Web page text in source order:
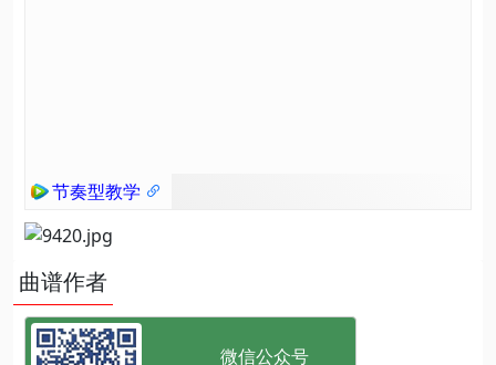
节奏型教学
曲谱作者